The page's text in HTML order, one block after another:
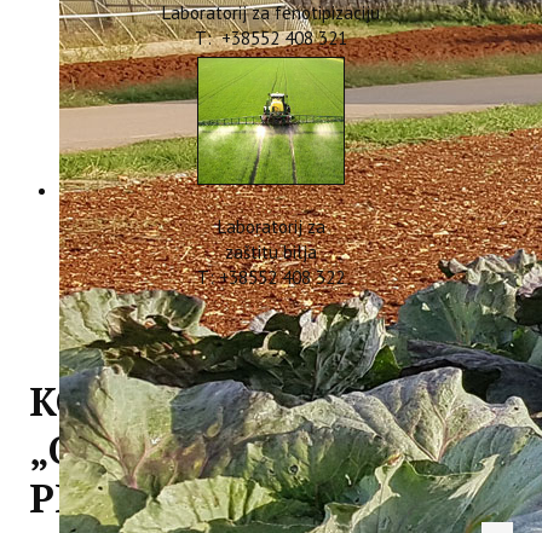
Laboratorij za fenotipizaciju
T: +38552 408 321
Laboratorij za
zaštitu bilja
T: +38552 408 322
KONFERENCIJA
„ODRŽIVO UPRAVLJANJE
PLAŽAMA“